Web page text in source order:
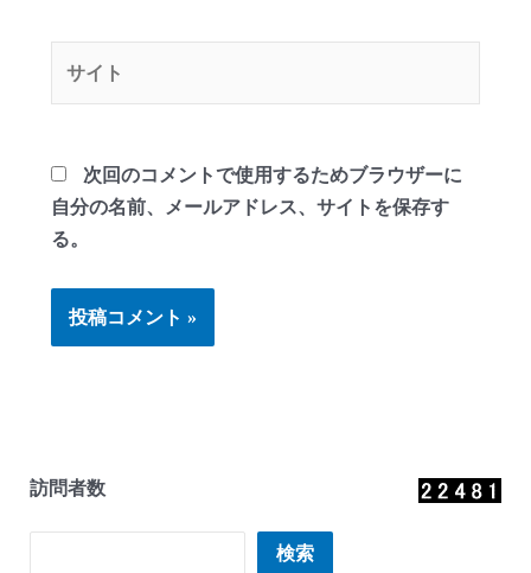
*
次回のコメントで使用するためブラウザーに
自分の名前、メールアドレス、サイトを保存す
る。
訪問者数
検索